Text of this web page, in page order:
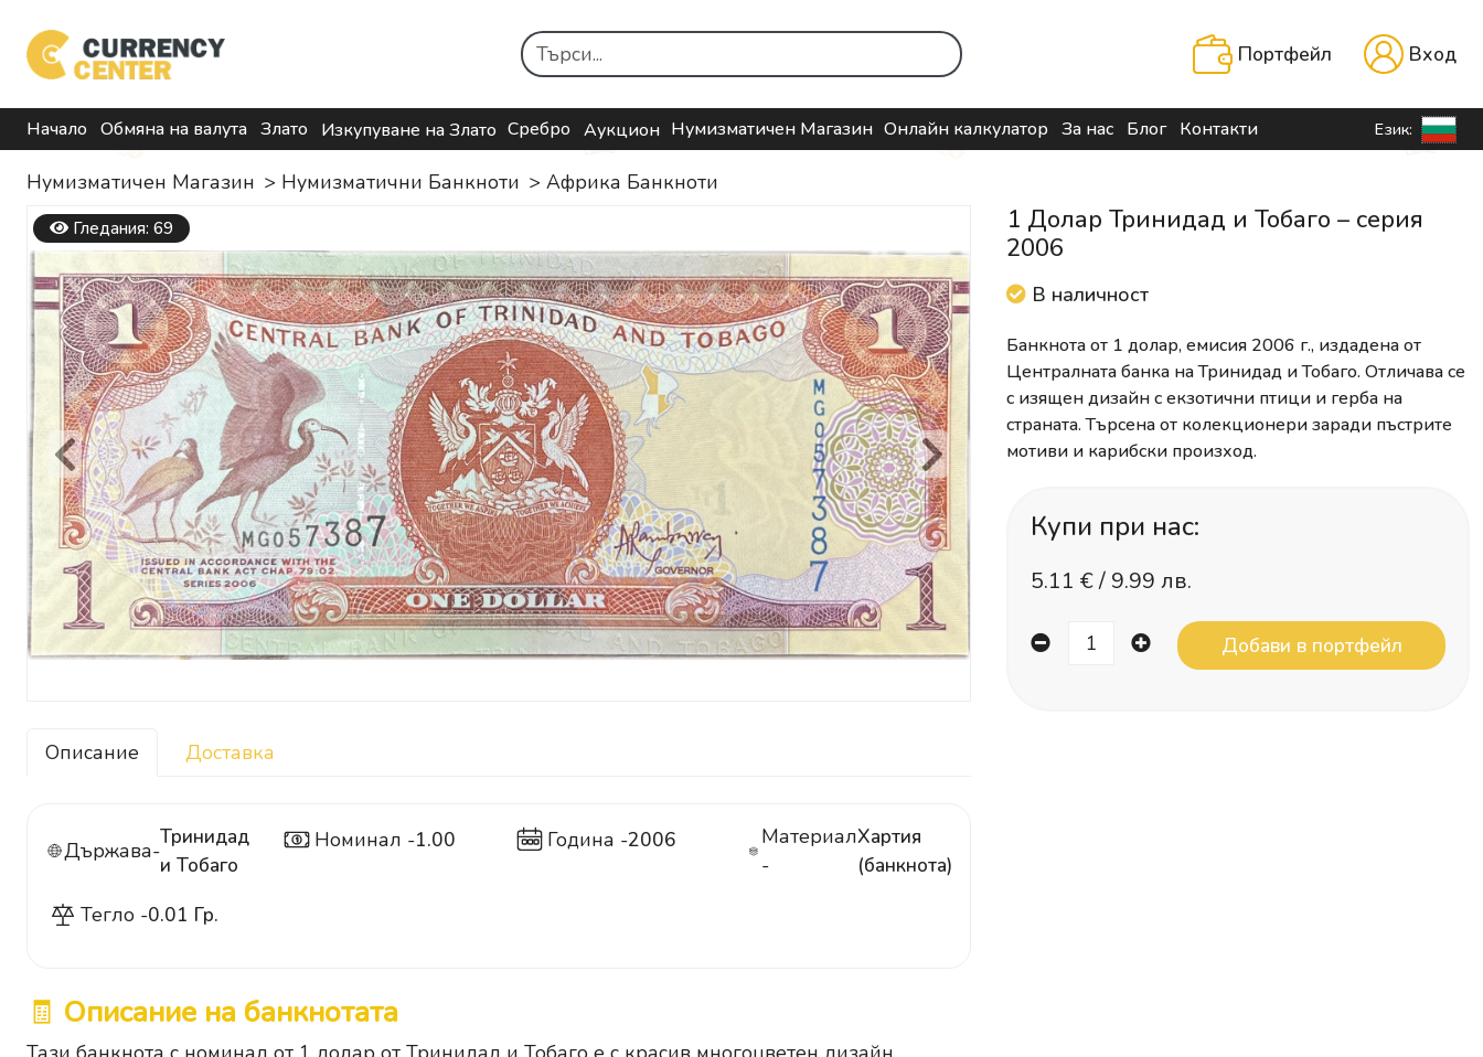
Портфейл Вход
Начало Обмяна на валута Злато Изкупуване на Злато Сребро Аукцион Нумизматичен Магазин Онлайн калкулатор За нас Блог Контакти Език:
Нумизматичен Магазин > Нумизматични Банкноти > Африка Банкноти
Гледания: 69
Previous Next
1 Долар Тринидад и Тобаго – серия
2006
В наличност
Банкнота от 1 долар, емисия 2006 г., издадена от
Централната банка на Тринидад и Тобаго. Отличава се
с изящен дизайн с екзотични птици и герба на
страната. Търсена от колекционери заради пъстрите
мотиви и карибски произход.
Купи при нас:
5.11 € / 9.99 лв.
Описание Доставка
Държава-
Тринидад
и Тобаго
1 Номинал -1.00 Година -2006
Материал
-
Хартия
(банкнота)
Тегло -0.01 Гр.
🧾 Описание на банкнотата